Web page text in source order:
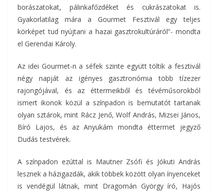
borászatokat, pálinkafőzdéket és cukrászatokat is.
Gyakorlatilag mára a Gourmet Fesztivál egy teljes
körképet tud nyújtani a hazai gasztrokultúráról”- mondta
el Gerendai Károly.
Az idei Gourmet-n a séfek szinte együtt töltik a fesztivál
négy napját az igényes gasztronómia több tízezer
rajongójával, és az éttermeikből és tévéműsorokból
ismert ikonok közül a színpadon is bemutatót tartanak
olyan sztárok, mint Rácz Jenő, Wolf András, Mizsei János,
Bíró Lajos, és az Anyukám mondta éttermet jegyző
Dudás testvérek.
A színpadon ezúttal is Mautner Zsófi és Jókuti András
lesznek a házigazdák, akik többek között olyan ínyenceket
is vendégül látnak, mint Dragomán György író, Hajós